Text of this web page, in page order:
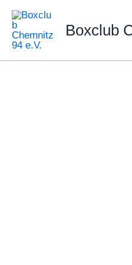
Zum
Inhalt
springen
Boxclub